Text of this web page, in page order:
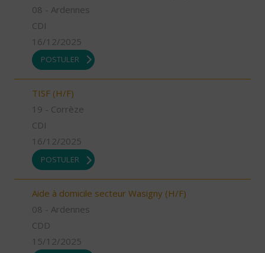
08 - Ardennes
CDI
16/12/2025
POSTULER
TISF (H/F)
19 - Corrèze
CDI
16/12/2025
POSTULER
Aide à domicile secteur Wasigny (H/F)
08 - Ardennes
CDD
15/12/2025